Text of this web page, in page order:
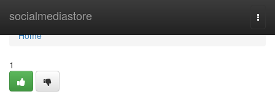
socialmediastore
Home
Home
1